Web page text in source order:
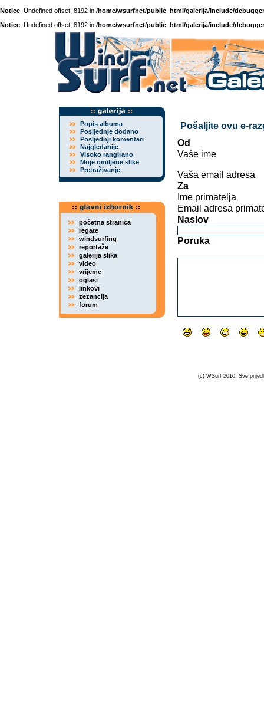
Notice: Undefined offset: 8192 in /home/wsurfnet/public_html/galerija/include/
Notice: Undefined offset: 8192 in /home/wsurfnet/public_html/galerija/include/
Popis albuma
Posljednje dodano
Posljednji komentari
Najgledanije
Visoko rangirano
Moje omiljene slike
Pretraživanje
početna stranica
regate
windsurfing
reportaže
galerija slika
video
vrijeme
oglasi
linkovi
zezancija
forum
Pošaljite ovu e-
Od
Vaše ime
Vaša email adresa
Za
Ime primatelja
Email adresa
Naslov
Poruka
(c) WSurf 2010. Sve